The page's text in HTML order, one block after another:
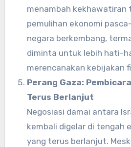
menambah kekhawatiran
pemulihan ekonomi
negara berkembang,
diminta untuk lebih hati-
merencanakan kebijakan
Perang Gaza:
Terus Berlanjut
Negosiasi damai antara
kembali digelar di tengah
yang terus berlanjut.